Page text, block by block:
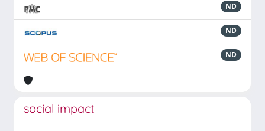
ND
ND
ND
social impact